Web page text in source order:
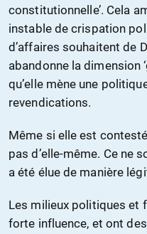
constitutionnelle’. Cela
instable de crispation
d’affaires souhaitent de
abandonne la dimension
qu’elle mène une
revendications.
Même si elle est
pas d’elle-même. Ce ne
a été élue de manière
Les milieux politiques et
forte influence, et ont